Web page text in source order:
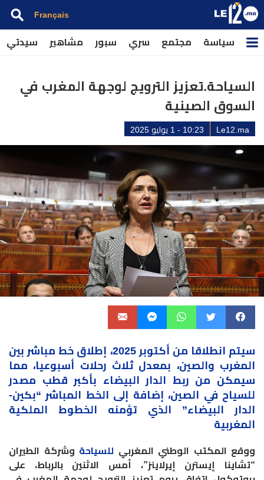
Français
سياسة مجتمع سري سبور مشاهير سيدتي
السياحة.تعزيز الترويج لوجهة المغرب في
السوق الصينية
Le12.ma 10:23 - 1 يوليو 2025
سيتم انطلاقا من أكتوبر 2025، إطلاق خط مباشر بين
المغرب والصين، بمعدل ثلاث رحلات أسبوعيا، مما
سيمكن من ربط الدار البيضاء بأكبر قطب مصدر
للسياح في الصين، إضافة إلى الخط المباشر “بكين-
الدار البيضاء” الذي تؤمنه الخطوط الملكية
المغربية
ووقع المكتب الوطني المغربي للسياحة وشركة الطيران
“تشاينا إيسترن إيرلاينز”، أمس الاثنين بالرباط، على